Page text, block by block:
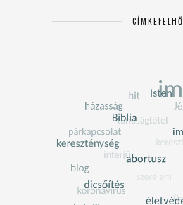
CÍMKEFELHŐ